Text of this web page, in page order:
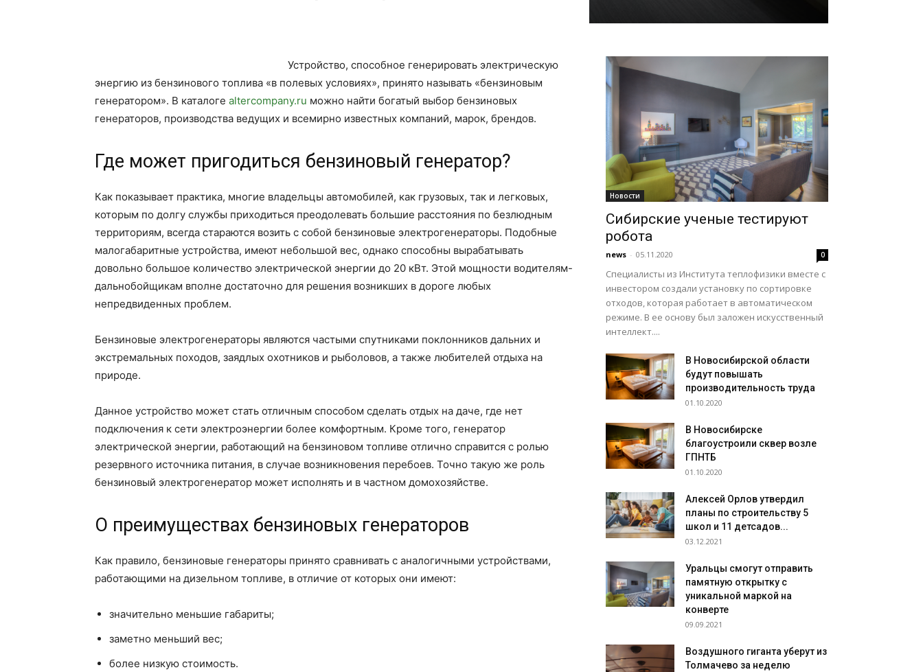
Устройство, способное генерировать электрическую
энергию из бензинового топлива «в полевых условиях», принято называть «бензиновым
генератором». В каталоге altercompany.ru можно найти богатый выбор бензиновых
генераторов, производства ведущих и всемирно известных компаний, марок, брендов.
Где может пригодиться бензиновый генератор?
Как показывает практика, многие владельцы автомобилей, как грузовых, так и легковых,
которым по долгу службы приходиться преодолевать большие расстояния по безлюдным
территориям, всегда стараются возить с собой бензиновые электрогенераторы. Подобные
малогабаритные устройства, имеют небольшой вес, однако способны вырабатывать
довольно большое количество электрической энергии до 20 кВт. Этой мощности водителям-
дальнобойщикам вполне достаточно для решения возникших в дороге любых
непредвиденных проблем.
Бензиновые электрогенераторы являются частыми спутниками поклонников дальних и
экстремальных походов, заядлых охотников и рыболовов, а также любителей отдыха на
природе.
Данное устройство может стать отличным способом сделать отдых на даче, где нет
подключения к сети электроэнергии более комфортным. Кроме того, генератор
электрической энергии, работающий на бензиновом топливе отлично справится с ролью
резервного источника питания, в случае возникновения перебоев. Точно такую же роль
бензиновый электрогенератор может исполнять и в частном домохозяйстве.
О преимуществах бензиновых генераторов
Как правило, бензиновые генераторы принято сравнивать с аналогичными устройствами,
работающими на дизельном топливе, в отличие от которых они имеют:
значительно меньшие габариты;
заметно меньший вес;
более низкую стоимость.
Новости
Сибирские ученые тестируют
робота
news - 05.11.2020 0
Специалисты из Института теплофизики вместе с
инвестором создали установку по сортировке
отходов, которая работает в автоматическом
режиме. В ее основу был заложен искусственный
интеллект....
В Новосибирской области
будут повышать
производительность труда
01.10.2020
В Новосибирске
благоустроили сквер возле
ГПНТБ
01.10.2020
Алексей Орлов утвердил
планы по строительству 5
школ и 11 детсадов...
03.12.2021
Уральцы смогут отправить
памятную открытку с
уникальной маркой на
конверте
09.09.2021
Воздушного гиганта уберут из
Толмачево за неделю